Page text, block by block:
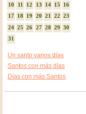
10
11 12 13 14 15
16
17 18 19 20 21 22
23
24 25 26 27 28 29
30
31
Un santo varios días
Santos con más días
Días con más Santos